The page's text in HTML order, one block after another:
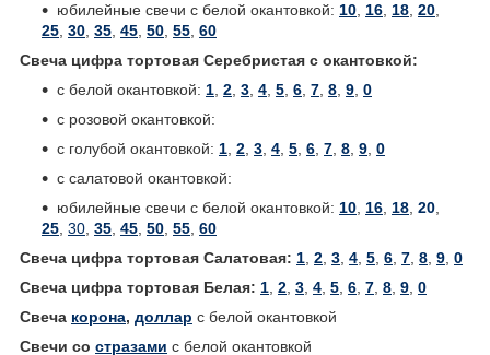
юбилейные свечи с белой окантовкой: 10, 16, 18, 20,
25, 30, 35, 45, 50, 55, 60
Свеча цифра тортовая Серебристая с окантовкой:
с белой окантовкой: 1, 2, 3, 4, 5, 6, 7, 8, 9, 0
с розовой окантовкой:
с голубой окантовкой: 1, 2, 3, 4, 5, 6, 7, 8, 9, 0
с салатовой окантовкой:
юбилейные свечи с белой окантовкой: 10, 16, 18, 20,
25, 30, 35, 45, 50, 55, 60
Свеча цифра тортовая Салатовая: 1, 2, 3, 4, 5, 6, 7, 8, 9, 0
Свеча цифра тортовая Белая: 1, 2, 3, 4, 5, 6, 7, 8, 9, 0
Свеча корона, доллар с белой окантовкой
Свечи со стразами с белой окантовкой